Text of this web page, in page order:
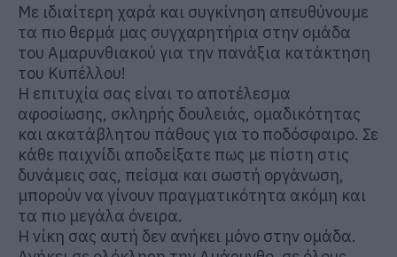
Με ιδιαίτερη χαρά και συγκίνηση απευθύνουμε
τα πιο θερμά μας συγχαρητήρια στην ομάδα
του Αμαρυνθιακού για την πανάξια κατάκτηση
του Κυπέλλου!
Η επιτυχία σας είναι το αποτέλεσμα
αφοσίωσης, σκληρής δουλειάς, ομαδικότητας
και ακατάβλητου πάθους για το ποδόσφαιρο. Σε
κάθε παιχνίδι αποδείξατε πως με πίστη στις
δυνάμεις σας, πείσμα και σωστή οργάνωση,
μπορούν να γίνουν πραγματικότητα ακόμη και
τα πιο μεγάλα όνειρα.
Η νίκη σας αυτή δεν ανήκει μόνο στην ομάδα.